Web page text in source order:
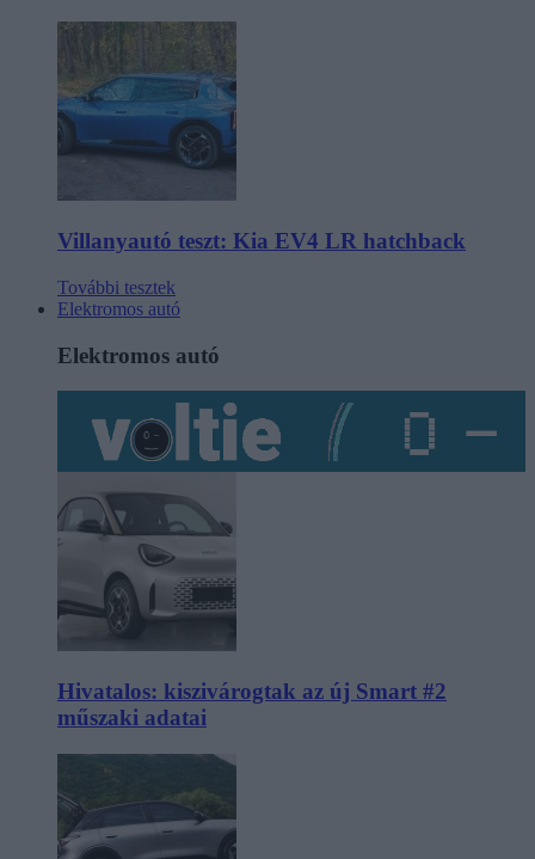
Villanyautó teszt: Kia EV4 LR hatchback
További tesztek
Elektromos autó
Elektromos autó
Hivatalos: kiszivárogtak az új Smart #2
műszaki adatai